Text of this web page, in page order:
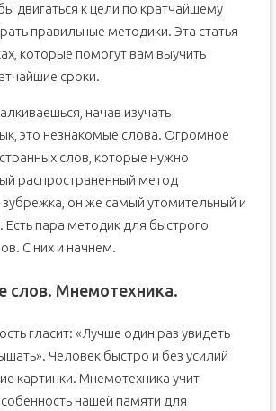
двигаться к цели по кратчайшему
правильные методики. Эта статья
которые помогут вам выучить
сроки.
начав изучать
это незнакомые слова. Огромное
слов, которые нужно
распространенный метод
он же самый утомительный и
пара методик для быстрого
С них и начнем.
слов. Мнемотехника.
гласит: «Лучше один раз увидеть
Человек быстро и без усилий
картинки. Мнемотехника учит
нашей памяти для